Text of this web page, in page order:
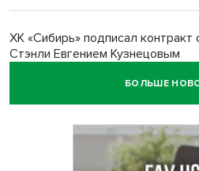
ХК «Сибирь» подписал
Стэнли Евгением Кузнецовым
БОЛЬШЕ